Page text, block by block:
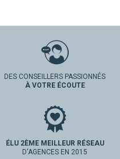
DES CONSEILLERS PASSIONNÉS
À VOTRE ÉCOUTE
ÉLU 2ÈME MEILLEUR RÉSEAU
D'AGENCES EN 2015